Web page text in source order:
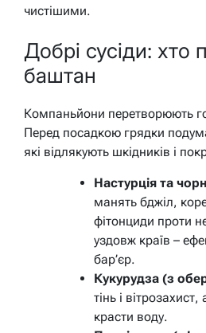
чистішими.
Добрі сусіди: хто
баштан
Компаньйони перетворюють
Перед посадкою грядки
які відлякують шкідників і
Настурція та
манять бджіл,
фітонциди проти
уздовж країв –
бар’єр.
Кукурудза (з
тінь і
красти воду.